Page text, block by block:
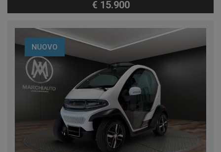
€ 15.900
NUOVO